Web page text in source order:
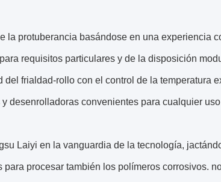
protuberancia basándose en una experiencia
requisitos particulares y de la disposición
frialdad-rollo con el control de la temperatura
desenrolladoras convenientes para cualquier
Laiyi en la vanguardia de la tecnología,
procesar también los polímeros corrosivos.